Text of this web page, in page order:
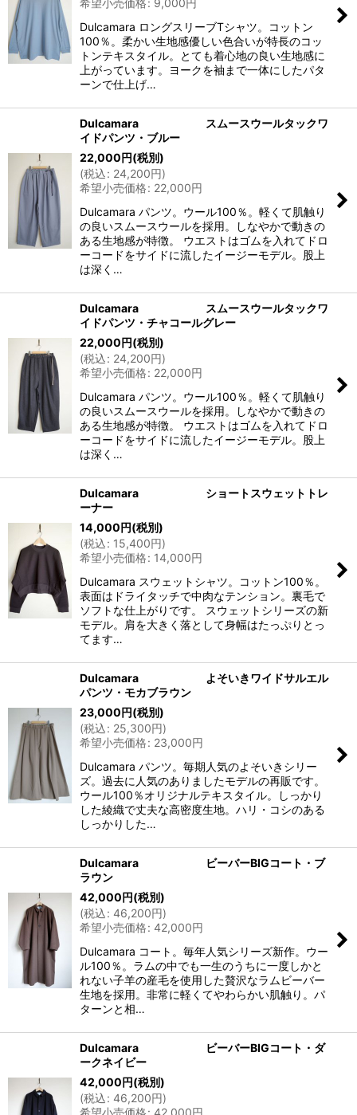
希望小売価格: 9,000円
Dulcamara ロングスリーブTシャツ。コットン
100％。柔かい生地感優しい色合いが特長のコッ
トンテキスタイル。とても着心地の良い生地感に
上がっています。ヨークを袖まで一体にしたパタ
ーンで仕上げ…
Dulcamara スムースウールタックワ
イドパンツ・ブルー
22,000円(税別)
(税込: 24,200円)
希望小売価格: 22,000円
Dulcamara パンツ。ウール100％。軽くて肌触り
の良いスムースウールを採用。しなやかで動きの
ある生地感が特徴。 ウエストはゴムを入れてドロ
ーコードをサイドに流したイージーモデル。股上
は深く…
Dulcamara スムースウールタックワ
イドパンツ・チャコールグレー
22,000円(税別)
(税込: 24,200円)
希望小売価格: 22,000円
Dulcamara パンツ。ウール100％。軽くて肌触り
の良いスムースウールを採用。しなやかで動きの
ある生地感が特徴。 ウエストはゴムを入れてドロ
ーコードをサイドに流したイージーモデル。股上
は深く…
Dulcamara ショートスウェットトレ
ーナー
14,000円(税別)
(税込: 15,400円)
希望小売価格: 14,000円
Dulcamara スウェットシャツ。コットン100％。
表面はドライタッチで中肉なテンション。裏毛で
ソフトな仕上がりです。 スウェットシリーズの新
モデル。肩を大きく落として身幅はたっぷりとっ
てます…
Dulcamara よそいきワイドサルエル
パンツ・モカブラウン
23,000円(税別)
(税込: 25,300円)
希望小売価格: 23,000円
Dulcamara パンツ。毎期人気のよそいきシリー
ズ。過去に人気のありましたモデルの再販です。
ウール100％オリジナルテキスタイル。しっかり
した綾織で丈夫な高密度生地。ハリ・コシのある
しっかりした…
Dulcamara ビーバーBIGコート・ブ
ラウン
42,000円(税別)
(税込: 46,200円)
希望小売価格: 42,000円
Dulcamara コート。毎年人気シリーズ新作。ウー
ル100％。ラムの中でも一生のうちに一度しかと
れない子羊の産毛を使用した贅沢なラムビーバー
生地を採用。非常に軽くてやわらかい肌触り。パ
ターンと相…
Dulcamara ビーバーBIGコート・ダ
ークネイビー
42,000円(税別)
(税込: 46,200円)
希望小売価格: 42,000円